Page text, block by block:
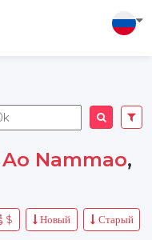
Ao Nammao,
Старый
Новый
$